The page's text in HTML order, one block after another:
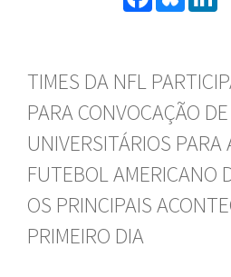
TIMES DA NFL
PARA CONVOCAÇÃO
UNIVERSITÁRIOS PARA
FUTEBOL AMERICANO
OS PRINCIPAIS
PRIMEIRO DIA